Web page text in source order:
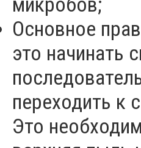
Основное
это начинать
переходить к
Это